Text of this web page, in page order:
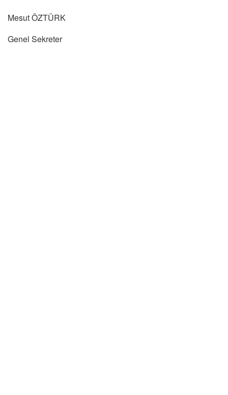
Mesut ÖZTÜRK
Genel Sekreter